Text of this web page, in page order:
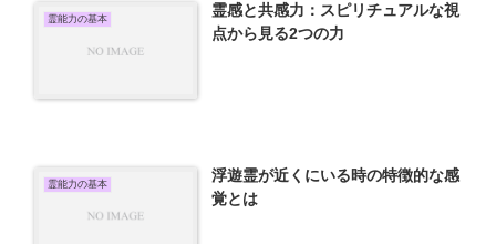
霊能力の基本
霊感と共感力：スピリチュアルな視
点から見る2つの力
霊能力の基本
浮遊霊が近くにいる時の特徴的な感
覚とは